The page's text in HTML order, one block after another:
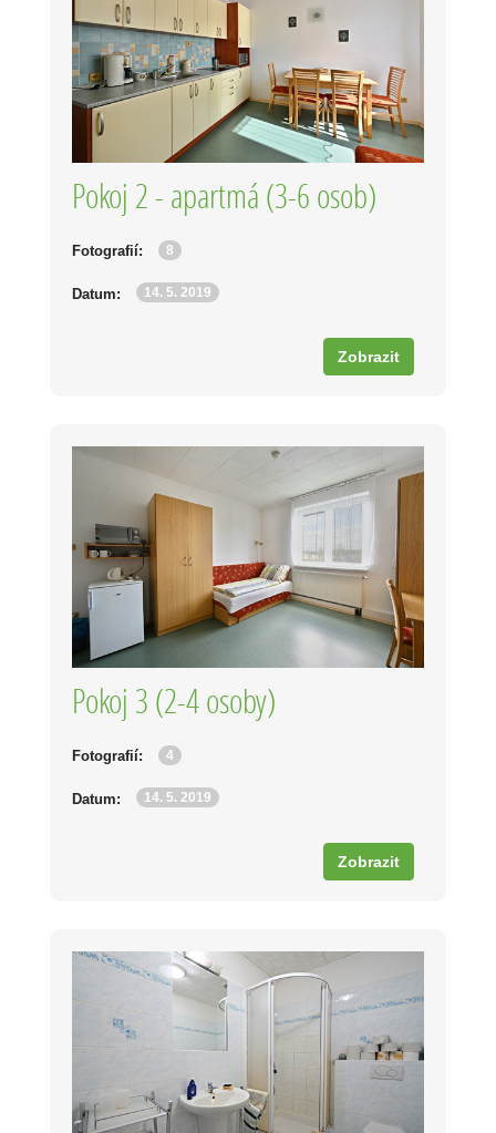
Pokoj 2 - apartmá (3-6 osob)
Fotografií: 8
Datum: 14. 5. 2019
Zobrazit
Pokoj 3 (2-4 osoby)
Fotografií: 4
Datum: 14. 5. 2019
Zobrazit